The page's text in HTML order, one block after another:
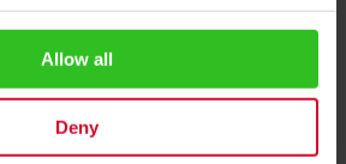
Allow all
Deny